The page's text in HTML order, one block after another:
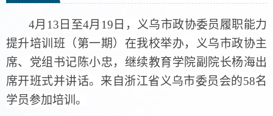
4月 1 3 日至4月 19 日，义乌市政协委员履职能力
提升培训班 （第一期） 在我校举办，义乌市政协主
席、党组书记陈小忠， 继续教育学院副院长杨海出
席开班式并讲话。来自浙江省义乌市委员会的58名
学员参加培训。